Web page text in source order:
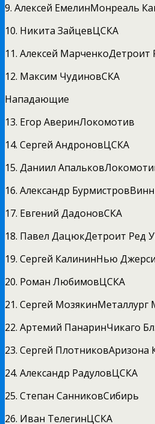
9. Алексей ЕмелинМонреаль
10. Никита ЗайцевЦСКА
11. Алексей МарченкоДетроит
12. Максим ЧудиновСКА
Нападающие
13. Егор АверинЛокомотив
14. Сергей АндроновЦСКА
15. Даниил
16. Александр
17. Евгений ДадоновСКА
18. Павел ДацюкДетроит Ред
19. Сергей КалининНью
20. Роман ЛюбимовЦСКА
21. Сергей МозякинМеталлург
22. Артемий ПанаринЧикаго
23. Сергей ПлотниковАризона
24. Александр РадуловЦСКА
25. Степан СанниковСибирь
26. Иван ТелегинЦСКА